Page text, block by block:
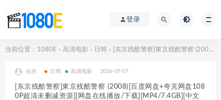
登录
当前位置： 1080E > 高清电影 > 日韩 > [东京残酷警察]東京残酷警察 (2008)[百度网盘+夸克网盘1080P超清未删减资源][网盘在线播放/下载][MP4/7.4GB][中文字幕]
站长 日韩 高清电影 2026-07-07
[东京残酷警察]東京残酷警察 (2008)[百度网盘+夸克网盘108
0P超清未删减资源][网盘在线播放/下载][MP4/7.4GB][中文